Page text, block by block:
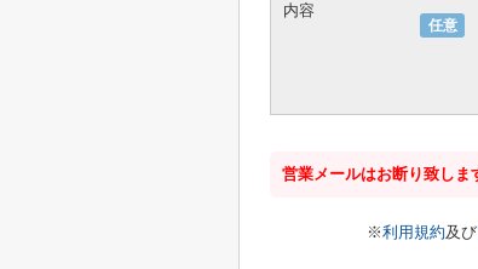
任意
内容
営業メールはお断り致しま
※利用規約及び